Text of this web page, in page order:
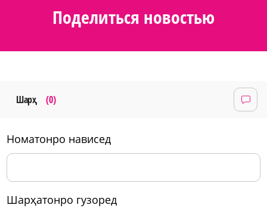
Поделиться новостью
Шарҳ (0)
номатонро нависед
шарҳатонро гузоред